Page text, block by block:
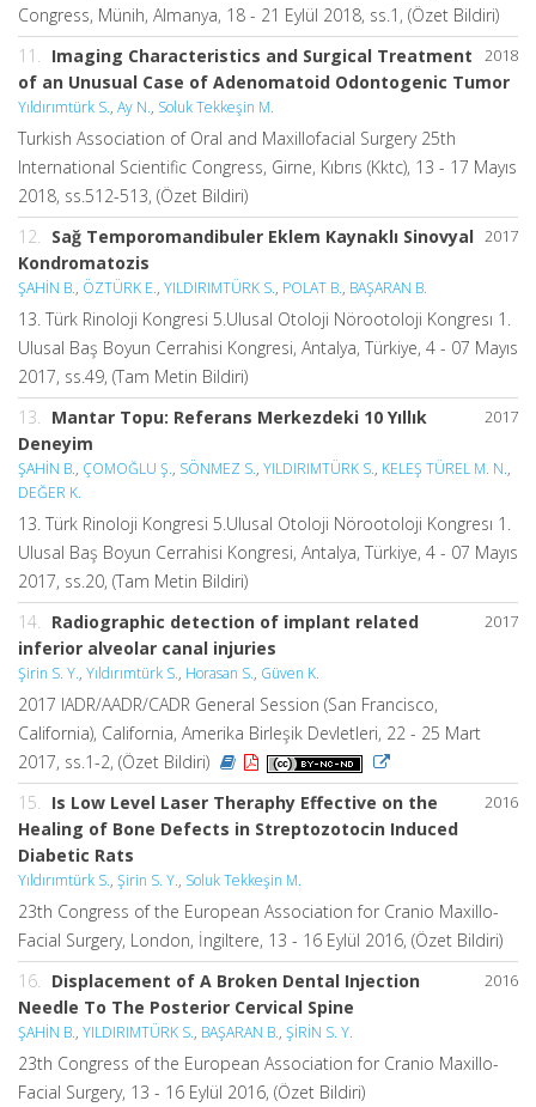
Congress, Münih, Almanya, 18 - 21 Eylül 2018, ss.1, (Özet Bildiri)
2018
11. Imaging Characteristics and Surgical Treatment
of an Unusual Case of Adenomatoid Odontogenic Tumor
Yıldırımtürk S., Ay N., Soluk Tekkeşin M.
Turkish Association of Oral and Maxillofacial Surgery 25th
International Scientific Congress, Girne, Kıbrıs (Kktc), 13 - 17 Mayıs
2018, ss.512-513, (Özet Bildiri)
2017
12. Sağ Temporomandibuler Eklem Kaynaklı Sinovyal
Kondromatozis
ŞAHİN B., ÖZTÜRK E., YILDIRIMTÜRK S., POLAT B., BAŞARAN B.
13. Türk Rinoloji Kongresi 5.Ulusal Otoloji Nörootoloji Kongresı 1.
Ulusal Baş Boyun Cerrahisi Kongresi, Antalya, Türkiye, 4 - 07 Mayıs
2017, ss.49, (Tam Metin Bildiri)
2017
13. Mantar Topu: Referans Merkezdeki 10 Yıllık
Deneyim
ŞAHİN B., ÇOMOĞLU Ş., SÖNMEZ S., YILDIRIMTÜRK S., KELEŞ TÜREL M. N.,
DEĞER K.
13. Türk Rinoloji Kongresi 5.Ulusal Otoloji Nörootoloji Kongresı 1.
Ulusal Baş Boyun Cerrahisi Kongresi, Antalya, Türkiye, 4 - 07 Mayıs
2017, ss.20, (Tam Metin Bildiri)
2017
14. Radiographic detection of implant related
inferior alveolar canal injuries
Şirin S. Y., Yıldırımtürk S., Horasan S., Güven K.
2017 IADR/AADR/CADR General Session (San Francisco,
California), California, Amerika Birleşik Devletleri, 22 - 25 Mart
2017, ss.1-2, (Özet Bildiri)
2016
15. Is Low Level Laser Theraphy Effective on the
Healing of Bone Defects in Streptozotocin Induced
Diabetic Rats
Yıldırımtürk S., Şirin S. Y., Soluk Tekkeşin M.
23th Congress of the European Association for Cranio Maxillo-
Facial Surgery, London, İngiltere, 13 - 16 Eylül 2016, (Özet Bildiri)
2016
16. Displacement of A Broken Dental Injection
Needle To The Posterior Cervical Spine
ŞAHİN B., YILDIRIMTÜRK S., BAŞARAN B., ŞİRİN S. Y.
23th Congress of the European Association for Cranio Maxillo-
Facial Surgery, 13 - 16 Eylül 2016, (Özet Bildiri)